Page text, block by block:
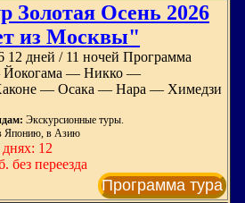
Золотая Осень 2026
из Москвы"
12 дней / 11 ночей Программа
— Никко —
— Осака — Нара — Химедзи
Экскурсионные туры.
Японию, в Азию
12
без переезда
Программа тура